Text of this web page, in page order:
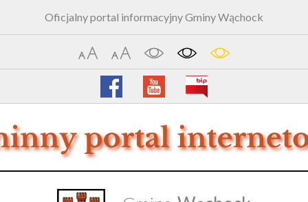
Oficjalny portal informacyjny Gminy Wąchock